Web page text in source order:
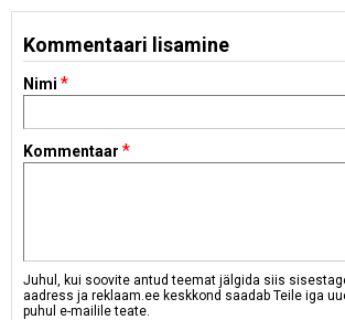
Kommentaari lisamine
Nimi *
Kommentaar *
Juhul, kui soovite antud teemat jälgida siis
aadress ja reklaam.ee keskkond saadab Teile iga
puhul e-mailile teate.